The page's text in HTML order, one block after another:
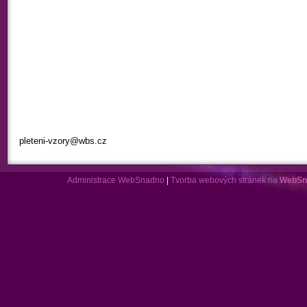
pleteni-vzory@wbs.cz
Administrace WebSnadno Tvorba webových stránek na